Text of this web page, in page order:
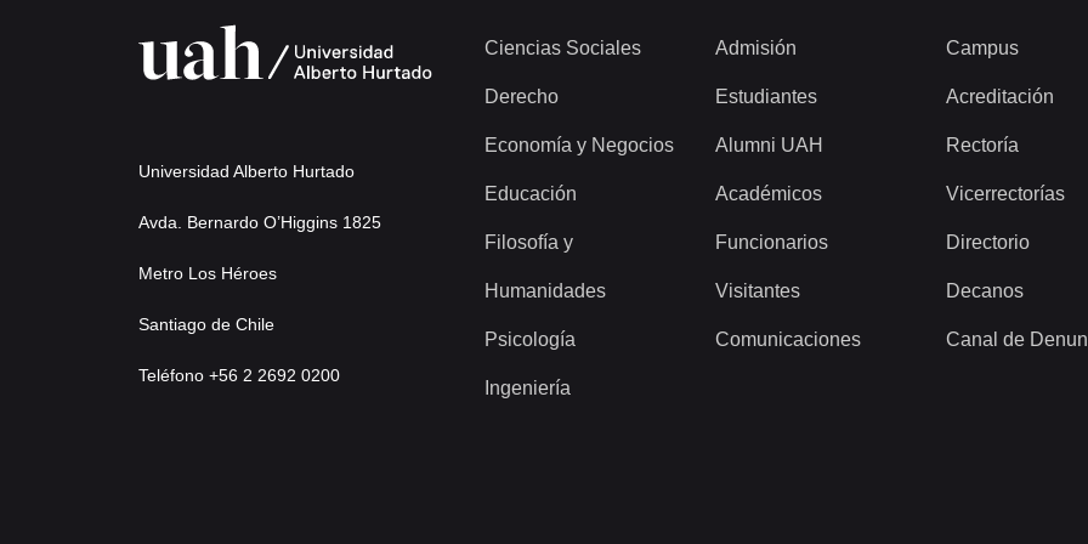
Universidad Alberto Hurtado
Avda. Bernardo O’Higgins 1825
Metro Los Héroes
Santiago de Chile
Teléfono +56 2 2692 0200
Ciencias Sociales
Derecho
Economía y Negocios
Educación
Filosofía y
Humanidades
Psicología
Ingeniería
Admisión
Estudiantes
Alumni UAH
Académicos
Funcionarios
Visitantes
Comunicaciones
Campus
Acreditación
Rectoría
Vicerrectorías
Directorio
Decanos
Canal de